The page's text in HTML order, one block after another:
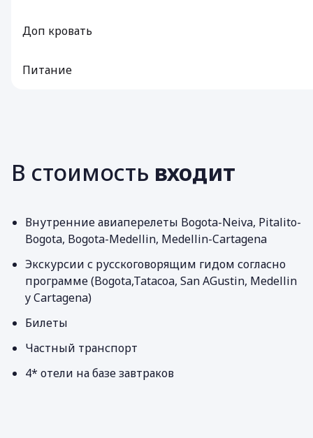
Доп кровать
Питание
В стоимость входит
Внутренние авиаперелеты Bogota-Neiva, Pitalito-
Bogota, Bogota-Medellin, Medellin-Cartagena
Экскурсии с русскоговорящим гидом согласно
программе (Bogota,Tatacoa, San AGustin, Medellin
y Cartagena)
Билеты
Частный транспорт
4* отели на базе завтраков